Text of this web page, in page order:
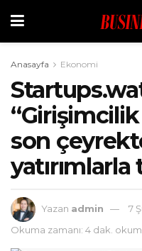
Anasayfa Ekonomi
son
yatırımlarla
Yazan admin
7
Okuma zamanı: 4 dak.